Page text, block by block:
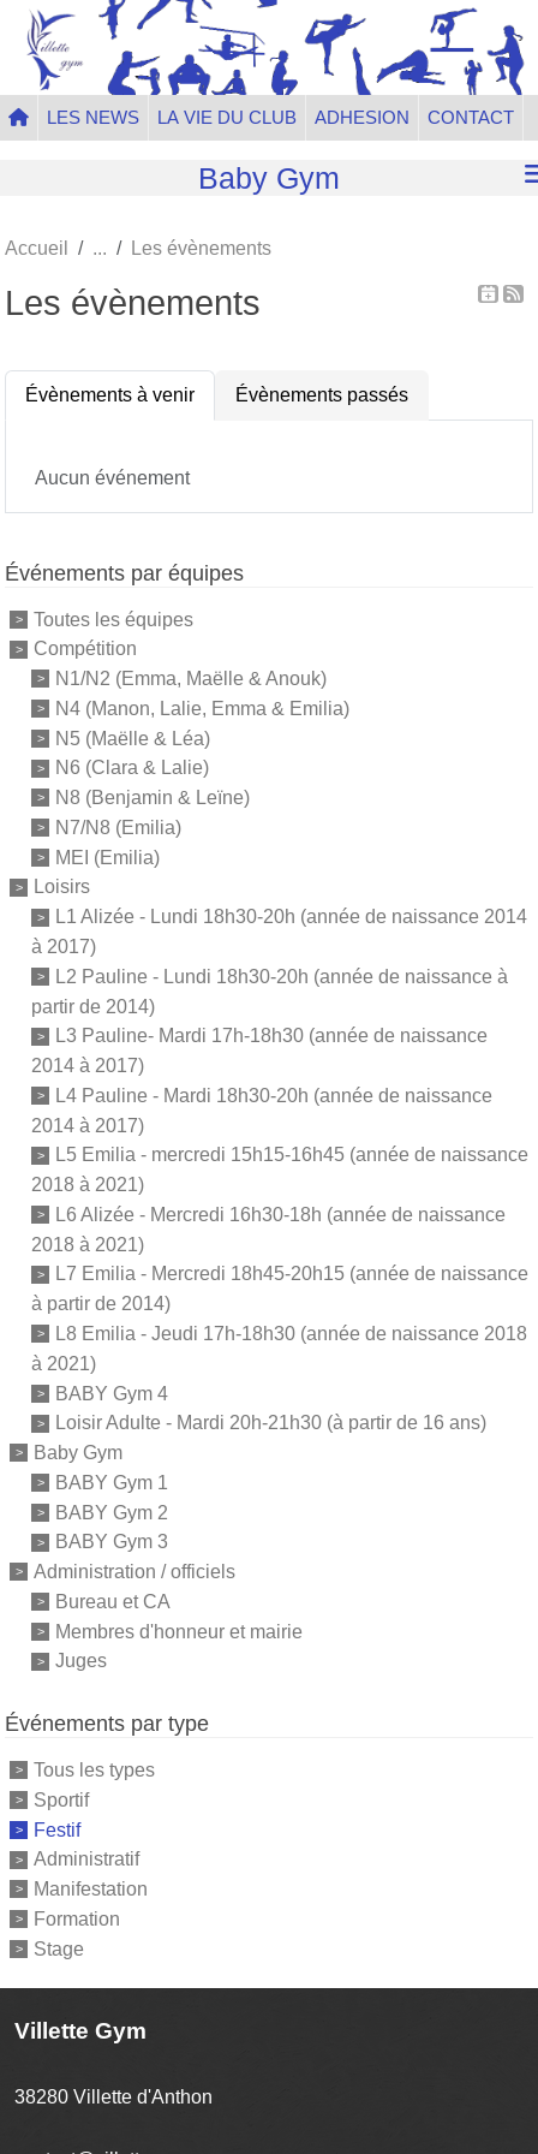
LES NEWS LA VIE DU CLUB ADHESION CONTACT
Baby Gym
Accueil Les évènements
Les évènements
Évènements à venir Évènements passés
Aucun événement
Événements par équipes
Toutes les équipes
Compétition
N1/N2 (Emma, Maëlle & Anouk)
N4 (Manon, Lalie, Emma & Emilia)
N5 (Maëlle & Léa)
N6 (Clara & Lalie)
N8 (Benjamin & Leïne)
N7/N8 (Emilia)
MEI (Emilia)
Loisirs
L1 Alizée - Lundi 18h30-20h (année de naissance 2014
à 2017)
L2 Pauline - Lundi 18h30-20h (année de naissance à
partir de 2014)
L3 Pauline- Mardi 17h-18h30 (année de naissance
2014 à 2017)
L4 Pauline - Mardi 18h30-20h (année de naissance
2014 à 2017)
L5 Emilia - mercredi 15h15-16h45 (année de naissance
2018 à 2021)
L6 Alizée - Mercredi 16h30-18h (année de naissance
2018 à 2021)
L7 Emilia - Mercredi 18h45-20h15 (année de naissance
à partir de 2014)
L8 Emilia - Jeudi 17h-18h30 (année de naissance 2018
à 2021)
BABY Gym 4
Loisir Adulte - Mardi 20h-21h30 (à partir de 16 ans)
Baby Gym
BABY Gym 1
BABY Gym 2
BABY Gym 3
Administration / officiels
Bureau et CA
Membres d'honneur et mairie
Juges
Événements par type
Tous les types
Sportif
Festif
Administratif
Manifestation
Formation
Stage
Villette Gym
38280 Villette d'Anthon
Panneau de gestion des cookies